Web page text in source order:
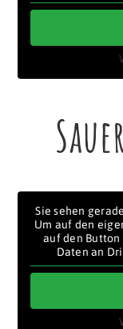
Sie sehen
Um auf den
auf den Button
Daten an